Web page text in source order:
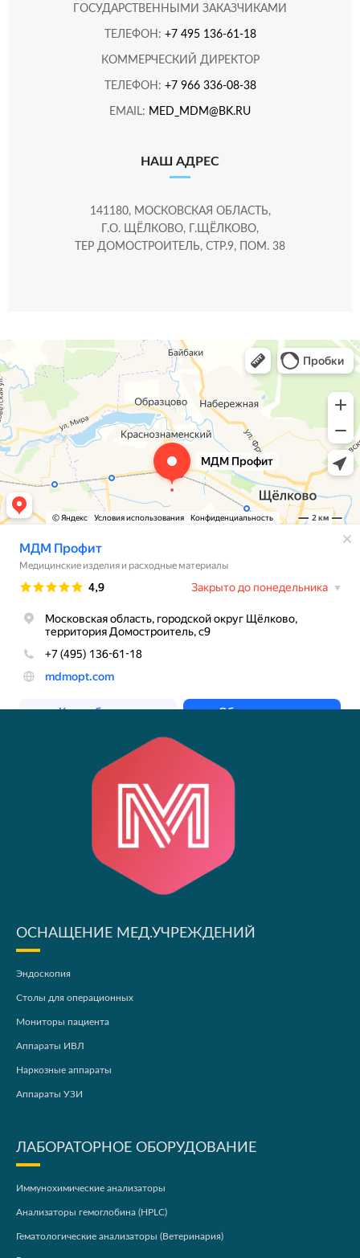
ГОСУДАРСТВЕННЫМИ ЗАКАЗЧИКАМИ
ТЕЛЕФОН: +7 495 136-61-18
КОММЕРЧЕСКИЙ ДИРЕКТОР
ТЕЛЕФОН: +7 966 336-08-38
EMAIL: MED_MDM@BK.RU
НАШ АДРЕС
141180, МОСКОВСКАЯ ОБЛАСТЬ,
Г.О. ЩЁЛКОВО, Г.ЩЁЛКОВО,
ТЕР ДОМОСТРОИТЕЛЬ, СТР.9, ПОМ. 38
ОСНАЩЕНИЕ МЕД.УЧРЕЖДЕНИЙ
Эндоскопия
Столы для операционных
Мониторы пациента
Аппараты ИВЛ
Наркозные аппараты
Аппараты УЗИ
ЛАБОРАТОРНОЕ ОБОРУДОВАНИЕ
Иммунохимические анализаторы
Анализаторы гемоглобина (HPLC)
Гематологические анализаторы (Ветеринария)